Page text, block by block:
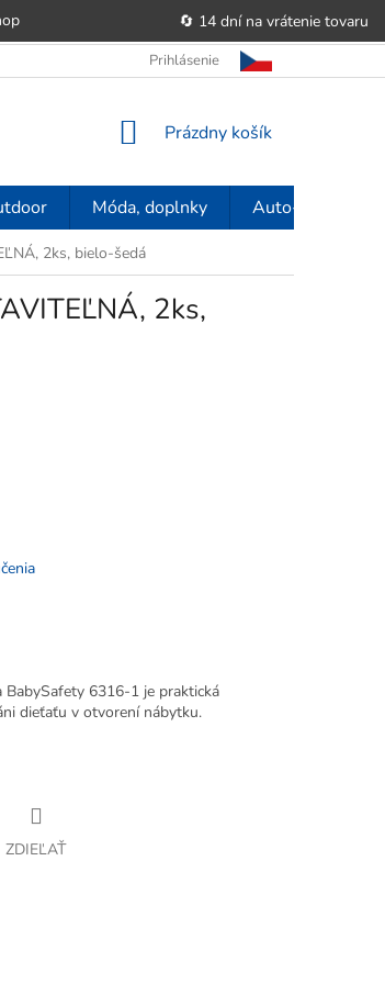
🔄 14 dní na vrátenie tovaru
OBCHODNÉ PODMIENKY POUČENIE O PRÁVE
Prihlásenie
NÁKUPNÝ
Prázdny košík
Móda, doplnky Auto-moto
2ks, bielo-šedá
2ks,
BabySafety 6316-1 je praktická
dieťaťu v otvorení nábytku.
ZDIEĽAŤ